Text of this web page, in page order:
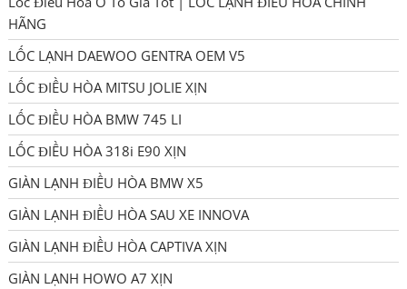
HÃNG
LỐC LẠNH DAEWOO GENTRA OEM V5
LỐC ĐIỀU HÒA MITSU JOLIE XỊN
LỐC ĐIỀU HÒA BMW 745 LI
LỐC ĐIỀU HÒA 318i E90 XỊN
GIÀN LẠNH ĐIỀU HÒA BMW X5
GIÀN LẠNH ĐIỀU HÒA SAU XE INNOVA
GIÀN LẠNH ĐIỀU HÒA CAPTIVA XỊN
GIÀN LẠNH HOWO A7 XỊN